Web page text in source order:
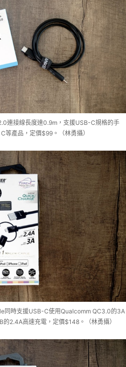
連接線長度達0.9m，支援USB-C規格的手
產品，定價$99。（林勇攝）
同時支援USB-C使用Qualcomm QC3.0的3A
2.4A高速充電，定價$148。（林勇攝）